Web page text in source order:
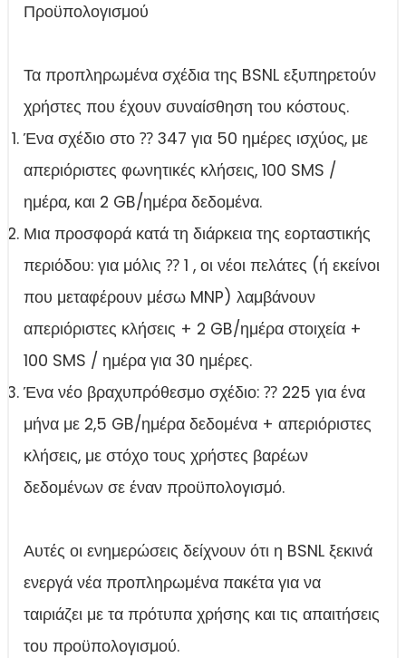
Προϋπολογισμού
Τα προπληρωμένα σχέδια της BSNL εξυπηρετούν
χρήστες που έχουν συναίσθηση του κόστους.
Ένα σχέδιο στο ⁇ 347 για 50 ημέρες ισχύος, με
απεριόριστες φωνητικές κλήσεις, 100 SMS /
ημέρα, και 2 GB/ημέρα δεδομένα.
Μια προσφορά κατά τη διάρκεια της εορταστικής
περιόδου: για μόλις ⁇ 1 , οι νέοι πελάτες (ή εκείνοι
που μεταφέρουν μέσω MNP) λαμβάνουν
απεριόριστες κλήσεις + 2 GB/ημέρα στοιχεία +
100 SMS / ημέρα για 30 ημέρες.
Ένα νέο βραχυπρόθεσμο σχέδιο: ⁇ 225 για ένα
μήνα με 2,5 GB/ημέρα δεδομένα + απεριόριστες
κλήσεις, με στόχο τους χρήστες βαρέων
δεδομένων σε έναν προϋπολογισμό.
Αυτές οι ενημερώσεις δείχνουν ότι η BSNL ξεκινά
ενεργά νέα προπληρωμένα πακέτα για να
ταιριάζει με τα πρότυπα χρήσης και τις απαιτήσεις
του προϋπολογισμού.